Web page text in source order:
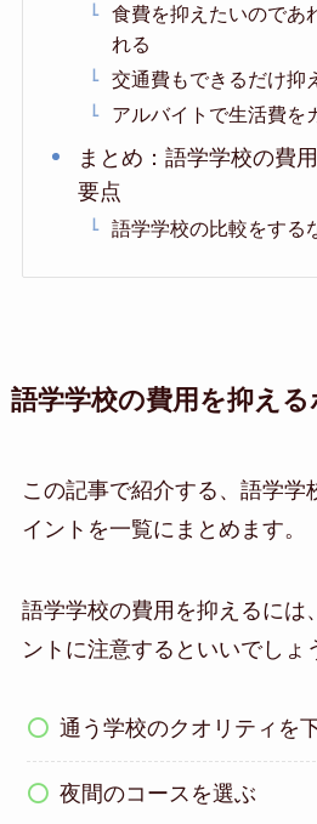
食費を抑えたいのであ
れる
交通費もできるだけ抑
アルバイトで生活費を
まとめ：語学学校の費
要点
語学学校の比較をする
語学学校の費用を抑える
この記事で紹介する、語学学
イントを一覧にまとめます。
語学学校の費用を抑えるには
ントに注意するといいでしょ
通う学校のクオリティを
夜間のコースを選ぶ